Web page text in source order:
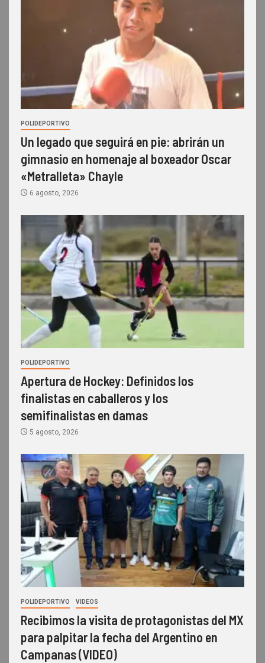
POLIDEPORTIVO
Un legado que seguirá en pie: abrirán un
gimnasio en homenaje al boxeador Oscar
«Metralleta» Chayle
6 agosto, 2026
POLIDEPORTIVO
Apertura de Hockey: Definidos los
finalistas en caballeros y los
semifinalistas en damas
5 agosto, 2026
POLIDEPORTIVO VIDEOS
Recibimos la visita de protagonistas del MX
para palpitar la fecha del Argentino en
Campanas (VIDEO)